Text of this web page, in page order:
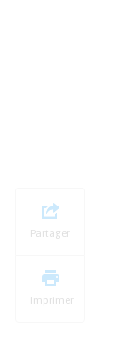
Partager
Imprimer